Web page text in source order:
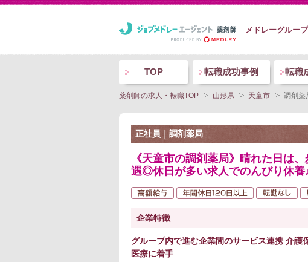
メドレーグルー
TOP 転職成功事例 転職
薬剤師の求人・転職TOP 山形県 天童市 調剤薬
正社員｜調剤薬局
《天童市の調剤薬局》晴れた日は
遇◎休日が多い求人でのんびり休養
企業特徴
グループ内で進む企業間のサービス連携 介護
医療に着手